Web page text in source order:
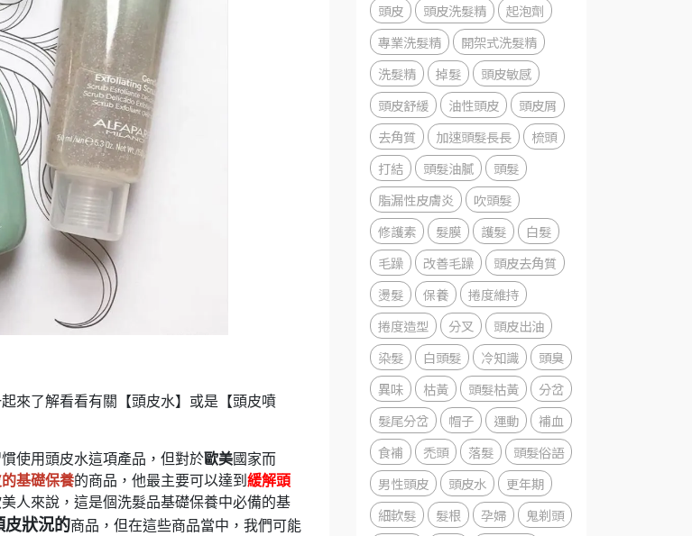
來了解看看有關【頭皮水】或是【頭皮噴
使用頭皮水這項產品，但對於歐美國家而
基礎保養的商品，他最主要可以達到 緩解頭
美人來說，這是個洗髮品基礎保養中必備的基
皮狀況的商品，但在這些商品當中，我們可能
頭皮
頭皮洗髮精
起泡劑
專業洗髮精
開架式洗髮精
洗髮精
掉髮
頭皮敏感
頭皮舒緩
油性頭皮
頭皮屑
去角質
加速頭髮長長
梳頭
打結
頭髮油膩
頭髮
脂漏性皮膚炎
吹頭髮
修護素
髮膜 護髮
白髮
毛躁
改善毛躁
頭皮去角質
燙髮
保養
捲度維持
捲度造型
分叉
頭皮出油
染髮
白頭髮 冷知識
頭臭
異味
枯黃 頭髮枯黃
分岔
髮尾分岔
帽子 運動
補血
食補
禿頭 落髮
頭髮俗語
男性頭皮
頭皮水
更年期
細軟髮
髮根 孕婦
鬼剃頭